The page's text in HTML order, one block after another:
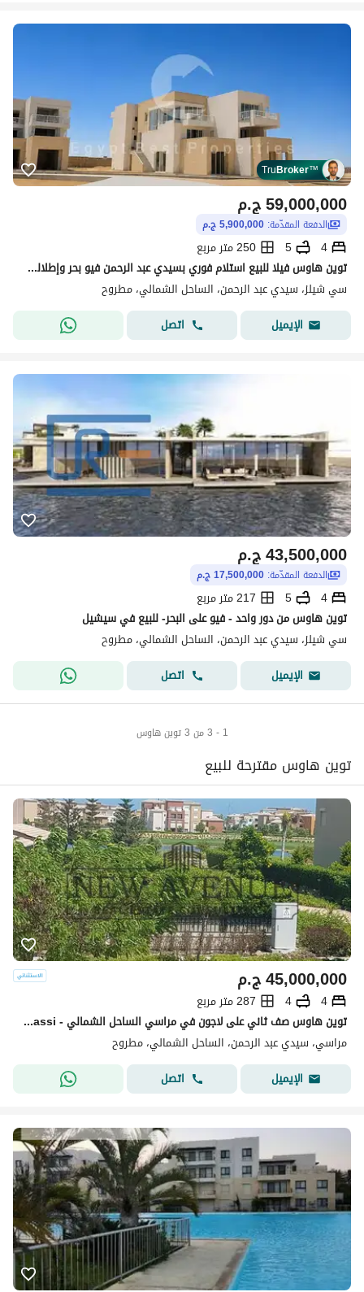
TruBroker™
ج.م59,000,000
الدفعة المقدّمة: 5,900,000 ج.م
4
5
250 متر مربع
توين هاوس فيلا للبيع استلام فوري بسيدي عبد الرحمن فيو بحر وإطلالة كاملة على البحر وخطوات للبحر مع تقسيط 8 سنين مريح
سي شيلز، سيدي عبد الرحمن، الساحل الشمالي، مطروح
الإيميل
اتصل
ج.م43,500,000
الدفعة المقدّمة: 17,500,000 ج.م
4
5
217 متر مربع
توين هاوس من دور واحد - فيو على البحر- للبيع في سيشيل
سي شيلز، سيدي عبد الرحمن، الساحل الشمالي، مطروح
الإيميل
اتصل
1 - 3 من 3 توين هاوس
توين هاوس مقترحة للبيع
ج.م45,000,000
4
4
287 متر مربع
توين هاوس صف ثاني على لاجون في مراسي الساحل الشمالي - Marassi
مراسي، سيدي عبد الرحمن، الساحل الشمالي، مطروح
الإيميل
اتصل